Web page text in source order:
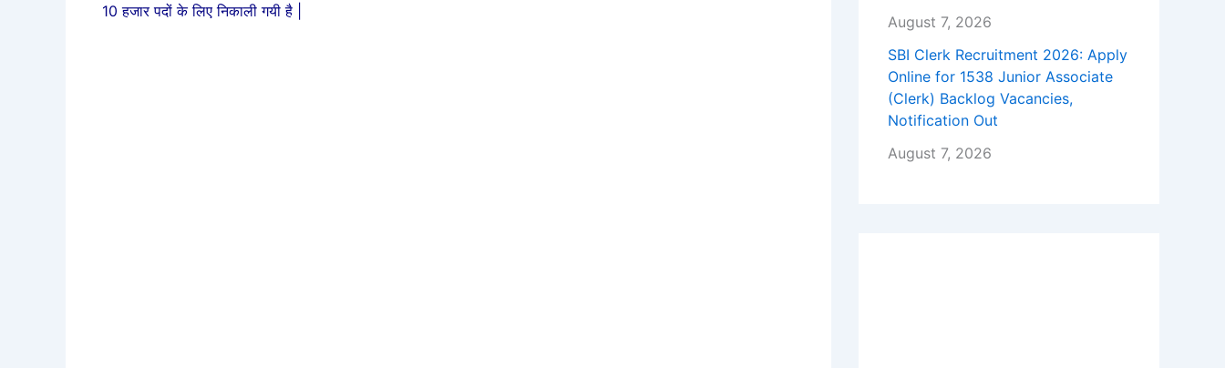
10 हजार पदों के लिए निकाली गयी है |
August 7, 2026
SBI Clerk Recruitment 2026: Apply
Online for 1538 Junior Associate
(Clerk) Backlog Vacancies,
Notification Out
August 7, 2026